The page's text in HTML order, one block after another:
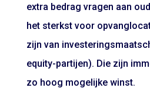
extra bedrag vragen aan
het sterkst voor
zijn van
equity-partijen). Die zijn
zo hoog mogelijke winst.